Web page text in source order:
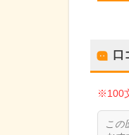
口
※100